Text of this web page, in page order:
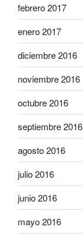
febrero 2017
enero 2017
diciembre 2016
noviembre 2016
octubre 2016
septiembre 2016
agosto 2016
julio 2016
junio 2016
mayo 2016